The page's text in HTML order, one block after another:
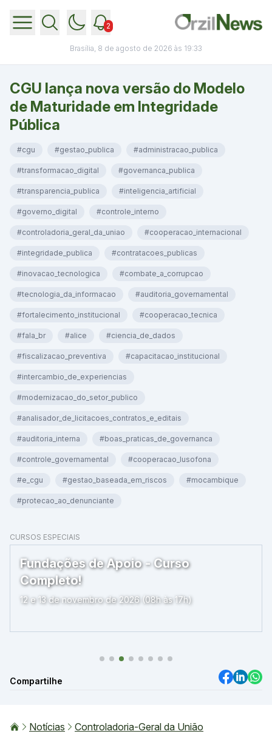
2
Brasília, 8 de agosto de 2026 às 19:33
CGU lança nova versão do Modelo
de Maturidade em Integridade
Pública
#cgu #gestao_publica #administracao_publica
#transformacao_digital #governanca_publica
#transparencia_publica #inteligencia_artificial
#governo_digital #controle_interno
#controladoria_geral_da_uniao #cooperacao_internacional
#integridade_publica #contratacoes_publicas
#inovacao_tecnologica #combate_a_corrupcao
#tecnologia_da_informacao #auditoria_governamental
#fortalecimento_institucional #cooperacao_tecnica
#fala_br #alice #ciencia_de_dados
#fiscalizacao_preventiva #capacitacao_institucional
#intercambio_de_experiencias
#modernizacao_do_setor_publico
#analisador_de_licitacoes_contratos_e_editais
#auditoria_interna #boas_praticas_de_governanca
#controle_governamental #cooperacao_lusofona
#e_cgu #gestao_baseada_em_riscos #mocambique
#protecao_ao_denunciante
CURSOS ESPECIAIS
Fundações de Apoio - Curso
Completo!
12 e 13 de novembro de 2026 (08h às 17h)
Compartilhe
Notícias Controladoria-Geral da União